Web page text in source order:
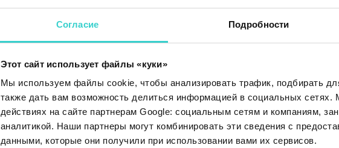
Согласие Подробности
Этот сайт использует файлы «куки»
Мы используем файлы cookie, чтобы анализировать трафик, подбирать
также дать вам возможность делиться информацией в социальных
действиях на сайте партнерам Google: социальным сетям и компаниям,
аналитикой. Наши партнеры могут комбинировать эти сведения с
данными, которые они получили при использовании вами их сервисов.
Семь надежных методов уничтожения
Удаление файлов и форматирование диска
Этот базовый метод включает в себя удаление
переформатирование носителя данных.
+Быстрый и не требует специализированных